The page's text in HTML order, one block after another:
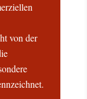
von der